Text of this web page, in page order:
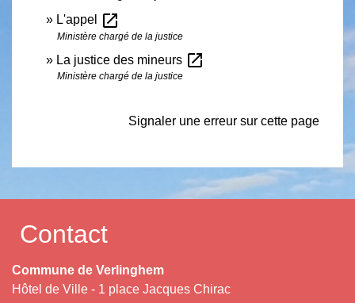
L'appel open_in_new
Ministère chargé de la justice
La justice des mineurs open_in_new
Ministère chargé de la justice
Signaler une erreur sur cette page
Contact
Commune de Verlinghem
Hôtel de Ville - 1 place Jacques Chirac